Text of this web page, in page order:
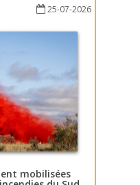
25-07-2026
mobilisées